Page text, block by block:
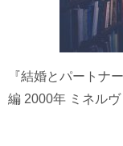
『結婚とパートナ
編 2000年 ミネルヴ